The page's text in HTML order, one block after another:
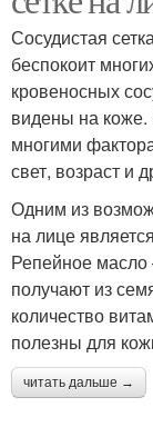
Сосудистая
беспокоит
кровеносных
видены на
многими
свет, возраст и
Одним из
на лице
Репейное масло
получают из
количество
полезны для
читать дальше →